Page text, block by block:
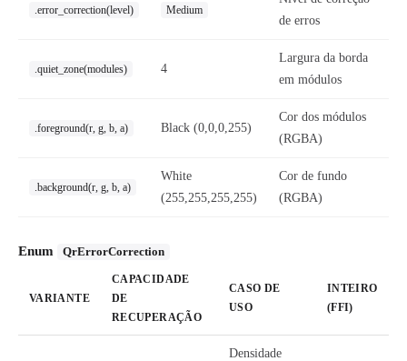
.error_correction(level) Medium
de erros
.quiet_zone(modules) 4
Largura da borda
em módulos
.foreground(r, g, b, a) Black (0,0,0,255)
Cor dos módulos
(RGBA)
.background(r, g, b, a)
White
(255,255,255,255)
Cor de fundo
(RGBA)
Enum QrErrorCorrection
VARIANTE
CAPACIDADE
DE
RECUPERAÇÃO
CASO DE
USO
INTEIRO
(FFI)
Densidade